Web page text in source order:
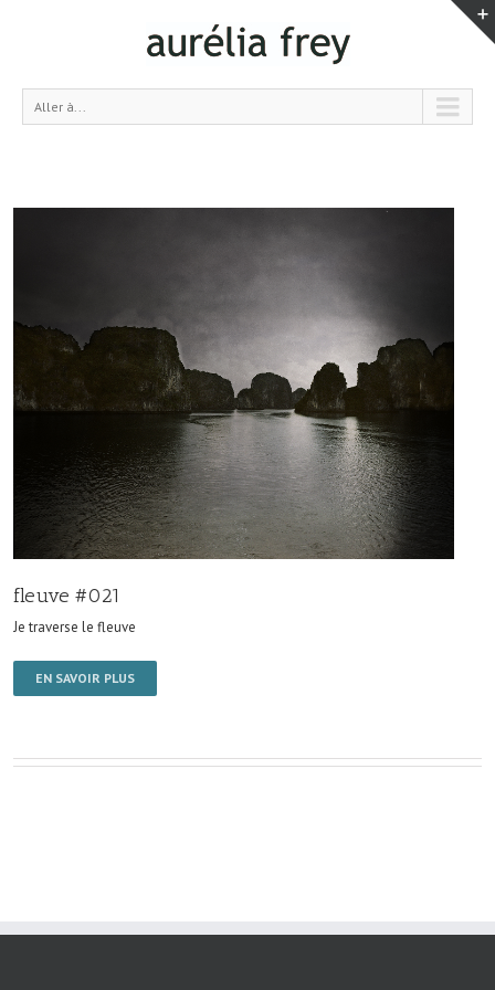
Aller à...
fleuve #021
Je traverse le fleuve
EN SAVOIR PLUS